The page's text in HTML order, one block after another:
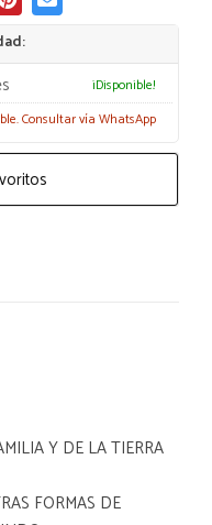
¡Disponible!
Consultar vía WhatsApp
Y DE LA TIERRA
FORMAS DE